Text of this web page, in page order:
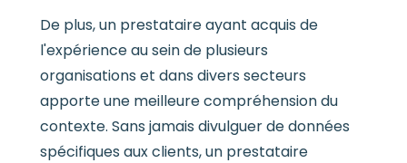
De plus, un prestataire ayant acquis de
l'expérience au sein de plusieurs
organisations et dans divers secteurs
apporte une meilleure compréhension du
contexte. Sans jamais divulguer de données
spécifiques aux clients, un prestataire